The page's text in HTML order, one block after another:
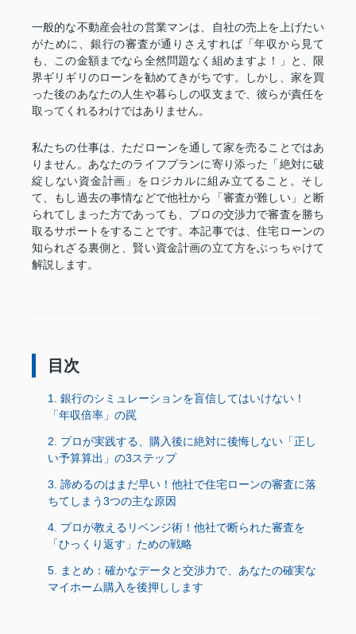
一般的な不動産会社の営業マンは、自社の売上を上げたい
がために、銀行の審査が通りさえすれば「年収から見て
も、この金額までなら全然問題なく組めますよ！」と、限
界ギリギリのローンを勧めてきがちです。しかし、家を買
った後のあなたの人生や暮らしの収支まで、彼らが責任を
取ってくれるわけではありません。
私たちの仕事は、ただローンを通して家を売ることではあ
りません。あなたのライフプランに寄り添った「絶対に破
綻しない資金計画」をロジカルに組み立てること。そし
て、もし過去の事情などで他社から「審査が難しい」と断
られてしまった方であっても、プロの交渉力で審査を勝ち
取るサポートをすることです。本記事では、住宅ローンの
知られざる裏側と、賢い資金計画の立て方をぶっちゃけて
解説します。
目次
1. 銀行のシミュレーションを盲信してはいけない！
「年収倍率」の罠
2. プロが実践する、購入後に絶対に後悔しない「正し
い予算算出」の3ステップ
3. 諦めるのはまだ早い！他社で住宅ローンの審査に落
ちてしまう3つの主な原因
4. プロが教えるリベンジ術！他社で断られた審査を
「ひっくり返す」ための戦略
5. まとめ：確かなデータと交渉力で、あなたの確実な
マイホーム購入を後押しします